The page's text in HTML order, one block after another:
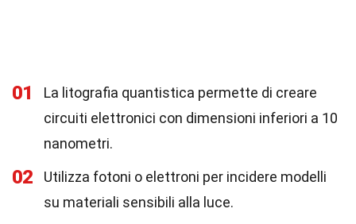
01
La litografia quantistica permette di creare
circuiti elettronici con dimensioni inferiori a 10
nanometri.
02
Utilizza fotoni o elettroni per incidere modelli
su materiali sensibili alla luce.